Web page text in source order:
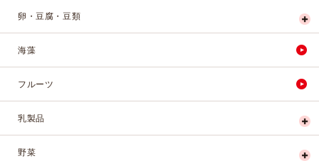
卵・豆腐・豆類
海藻
フルーツ
乳製品
野菜